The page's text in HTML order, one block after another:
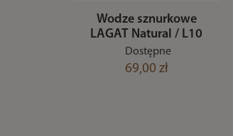
Wodze sznurkowe
LAGAT Natural / L10
Dostępne
69,00 zł